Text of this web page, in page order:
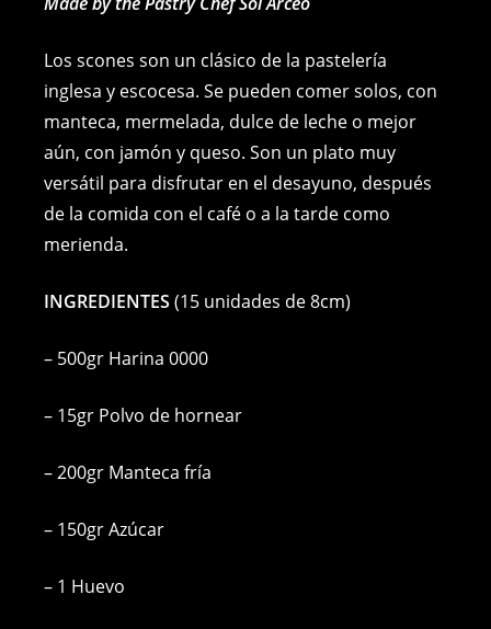
e
b
o
o
k
e
n
g
er
e
st
y
Li
n
k
l s
A
p
p
Los scones son un clásico de la pastelería
inglesa y escocesa. Se pueden comer solos, con
manteca, mermelada, dulce de leche o mejor
aún, con jamón y queso. Son un plato muy
versátil para disfrutar en el desayuno, después
de la comida con el café o a la tarde como
merienda.
INGREDIENTES (15 unidades de 8cm)
– 500gr Harina 0000
– 15gr Polvo de hornear
– 200gr Manteca fría
– 150gr Azúcar
– 1 Huevo